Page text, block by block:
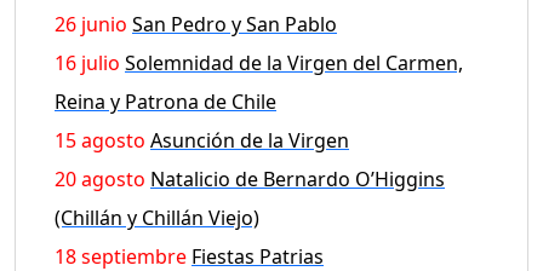
26 junio San Pedro y San Pablo
16 julio Solemnidad de la Virgen del Carmen,
Reina y Patrona de Chile
15 agosto Asunción de la Virgen
20 agosto Natalicio de Bernardo O’Higgins
(Chillán y Chillán Viejo)
18 septiembre Fiestas Patrias